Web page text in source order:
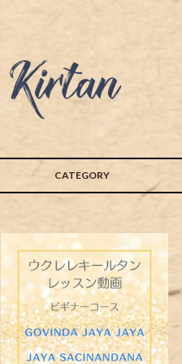
CATEGORY